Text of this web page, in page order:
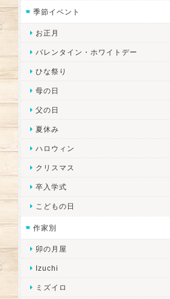
季節イベント
お正月
バレンタイン・ホワイトデー
ひな祭り
母の日
父の日
夏休み
ハロウィン
クリスマス
卒入学式
こどもの日
作家別
卯の月屋
Izuchi
ミズイロ